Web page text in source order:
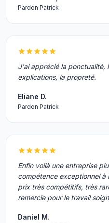
Pardon Patrick
J'ai apprécié la ponctualité,
explications, la propreté.
Eliane D.
Pardon Patrick
Enfin voilà une entreprise
compétence exceptionnel
prix très compétitifs, très
remercie pour le travail
Daniel M.